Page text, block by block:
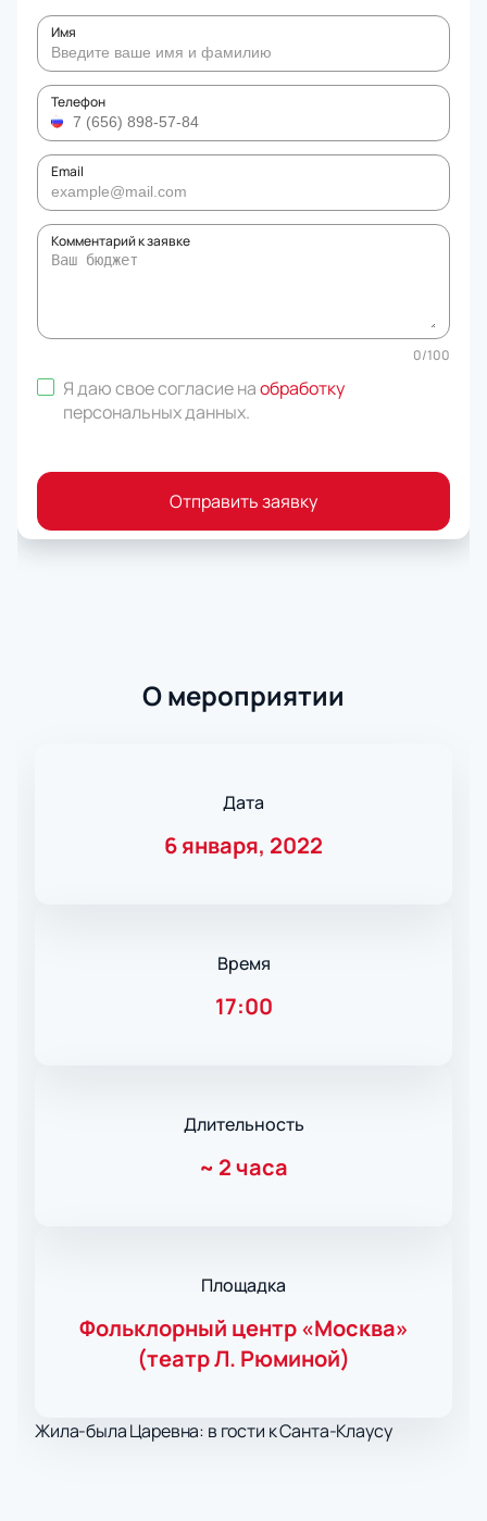
Имя
Телефон
Email
Комментарий к заявке
0/100
Я даю свое согласие наобработку
персональных данных.
Отправить заявку
О мероприятии
Дата
6 января, 2022
Время
17:00
Длительность
~ 2 часа
Площадка
Фольклорный центр «Москва»
(театр Л. Рюминой)
Жила-была Царевна: в гости к Санта-Клаусу